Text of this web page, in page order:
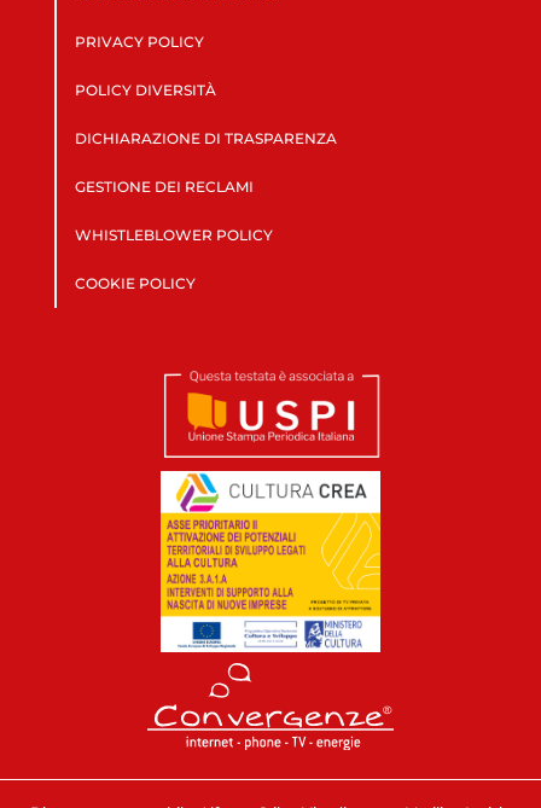
PRIVACY POLICY
POLICY DIVERSITÀ
DICHIARAZIONE DI TRASPARENZA
GESTIONE DEI RECLAMI
WHISTLEBLOWER POLICY
COOKIE POLICY